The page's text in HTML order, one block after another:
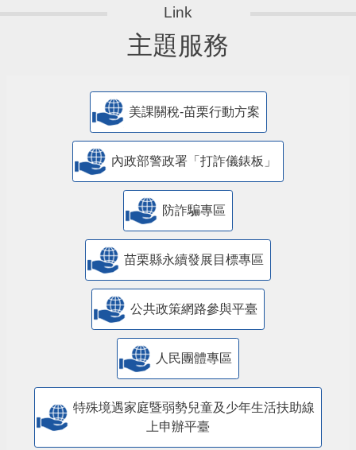
主題服務
美課關稅-苗栗行動方案
內政部警政署「打詐儀錶板」
防詐騙專區
苗栗縣永續發展目標專區
公共政策網路參與平臺
人民團體專區
特殊境遇家庭暨弱勢兒童及少年生活扶助線
上申辦平臺